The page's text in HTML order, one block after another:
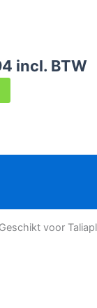
incl. BTW
voor